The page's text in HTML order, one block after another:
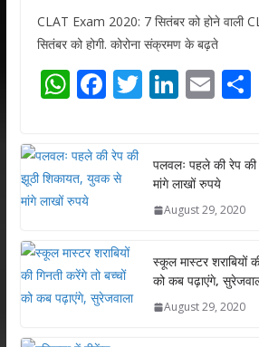
CLAT Exam 2020: 7 सितंबर को होने वाली
सितंबर को होगी. कोरोना संक्रमण के बढ़ते
W
at
s
A
p
F
e
b
k
T
er
Li
e
dI
n
E
l
S
पलवलः पहले की रेप
मांगे लाखों रुपये
August 29, 2020
स्कूल मास्टर शराबियों
को कब पढ़ाएंगे,
August 29, 2020